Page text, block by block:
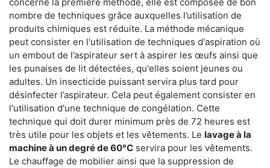
nombre de techniques grâce auxquelles l’utilisation de
produits chimiques est réduite. La méthode mécanique
peut consister en l'utilisation de techniques d'aspiration où
un embout de l’aspirateur sert à aspirer les œufs ainsi que
les punaises de lit détectées, qu'elles soient jeunes ou
adultes. Un insecticide puissant servira plus tard pour
désinfecter l’aspirateur. Cela peut également consister en
l'utilisation d'une technique de congélation. Cette
technique qui doit durer minimum près de 72 heures est
très utile pour les objets et les vêtements. Le lavage à la
machine à un degré de 60°C servira pour les vêtements.
Le chauffage de mobilier ainsi que la suppression de